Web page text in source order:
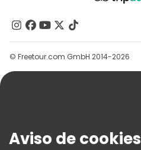
Contacto
Grupos
Ayuda
Términos E Información Legal
© Freetour.com GmbH 2014-2026
Aviso de cookies